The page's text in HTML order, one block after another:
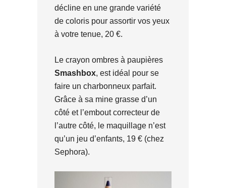
décline en une grande variété
de coloris pour assortir vos yeux
à votre tenue, 20 €.
Le crayon ombres à paupières
Smashbox, est idéal pour se
faire un charbonneux parfait.
Grâce à sa mine grasse d’un
côté et l’embout correcteur de
l’autre côté, le maquillage n’est
qu’un jeu d’enfants, 19 € (chez
Sephora).